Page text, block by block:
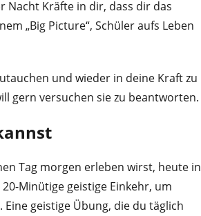
Nacht Kräfte in dir, dass dir das
„Big Picture“, Schüler aufs Leben
und wieder in deine Kraft zu
gern versuchen sie zu beantworten.
Tag morgen erleben wirst, heute in
Minütige geistige Einkehr, um
geistige Übung, die du täglich